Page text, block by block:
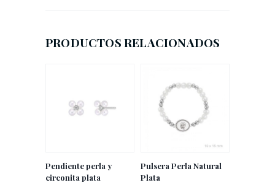
PRODUCTOS RELACIONADOS
Pendiente perla y
circonita plata
Pulsera Perla Natural
Plata